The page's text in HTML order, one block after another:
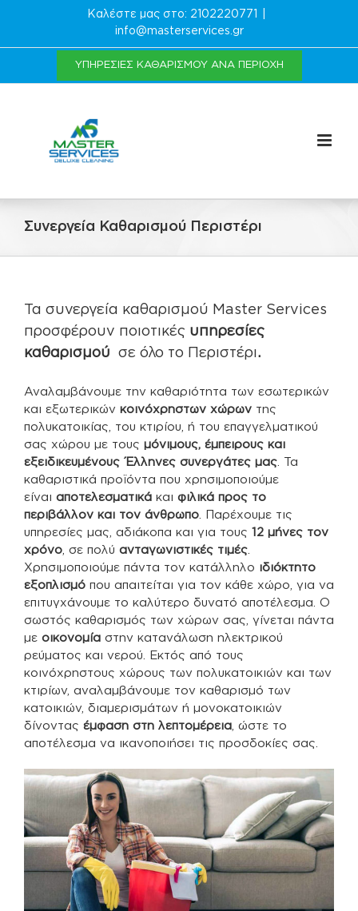
Καλέστε μας στο: 2102220771
info@masterservices.gr
ΥΠΗΡΕΣΊΕΣ ΚΑΘΑΡΙΣΜΟΎ ΑΝΆ ΠΕΡΙΟΧΉ
Συνεργεία Καθαρισμού Περιστέρι
Τα συνεργεία καθαρισμού Master Services
προσφέρουν ποιοτικές υπηρεσίες
καθαρισμού
σε όλο το Περιστέρι.
Αναλαμβάνουμε την καθαριότητα των εσωτερικών
και εξωτερικών κοινόχρηστων χώρων της
πολυκατοικίας, του κτιρίου, ή του επαγγελματικού
σας χώρου με τους μόνιμους, έμπειρους και
εξειδικευμένους Έλληνες συνεργάτες μας. Τα
καθαριστικά προϊόντα που χρησιμοποιούμε
είναι αποτελεσματικά και φιλικά προς το
περιβάλλον και τον άνθρωπο. Παρέχουμε τις
υπηρεσίες μας, αδιάκοπα και για τους 12 μήνες τον
χρόνο, σε πολύ ανταγωνιστικές τιμές.
Χρησιμοποιούμε πάντα τον κατάλληλο ιδιόκτητο
εξοπλισμό που απαιτείται για τον κάθε χώρο, για να
επιτυγχάνουμε το καλύτερο δυνατό αποτέλεσμα. Ο
σωστός καθαρισμός των χώρων σας, γίνεται πάντα
με οικονομία στην κατανάλωση ηλεκτρικού
ρεύματος και νερού. Εκτός από τους
κοινόχρηστους χώρους των πολυκατοικιών και των
κτιρίων, αναλαμβάνουμε τον καθαρισμό των
κατοικιών, διαμερισμάτων ή μονοκατοικιών
δίνοντας έμφαση στη λεπτομέρεια, ώστε το
αποτέλεσμα να ικανοποιήσει τις προσδοκίες σας.